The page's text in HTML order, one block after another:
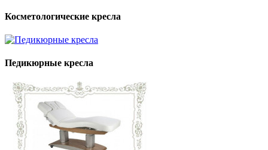
Косметологические кресла
Педикюрные кресла